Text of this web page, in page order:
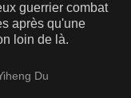
guerrier combat
après qu'une
loin de là.
Du